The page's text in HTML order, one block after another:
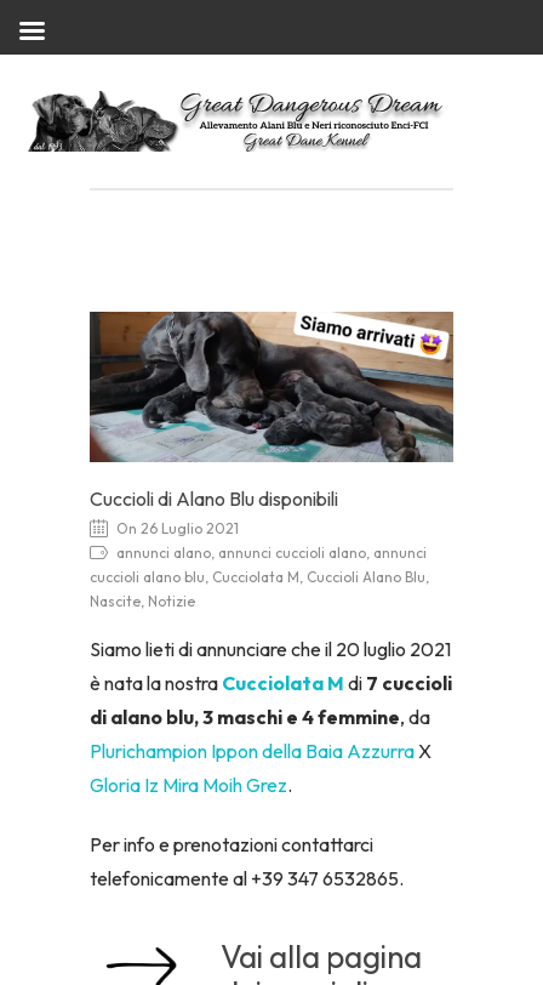
Cuccioli di Alano Blu disponibili
On 26 Luglio 2021
annunci alano, annunci cuccioli alano, annunci
cuccioli alano blu, Cucciolata M, Cuccioli Alano Blu,
Nascite, Notizie
Siamo lieti di annunciare che il 20 luglio 2021
è nata la nostra Cucciolata M di 7 cuccioli
di alano blu, 3 maschi e 4 femmine, da
Plurichampion Ippon della Baia Azzurra X
Gloria Iz Mira Moih Grez.
Per info e prenotazioni contattarci
telefonicamente al +39 347 6532865.
Vai alla pagina